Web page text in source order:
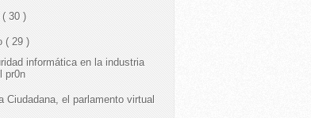
( 30 )
( 29 )
informática en la industria
pr0n
Ciudadana, el parlamento virtual